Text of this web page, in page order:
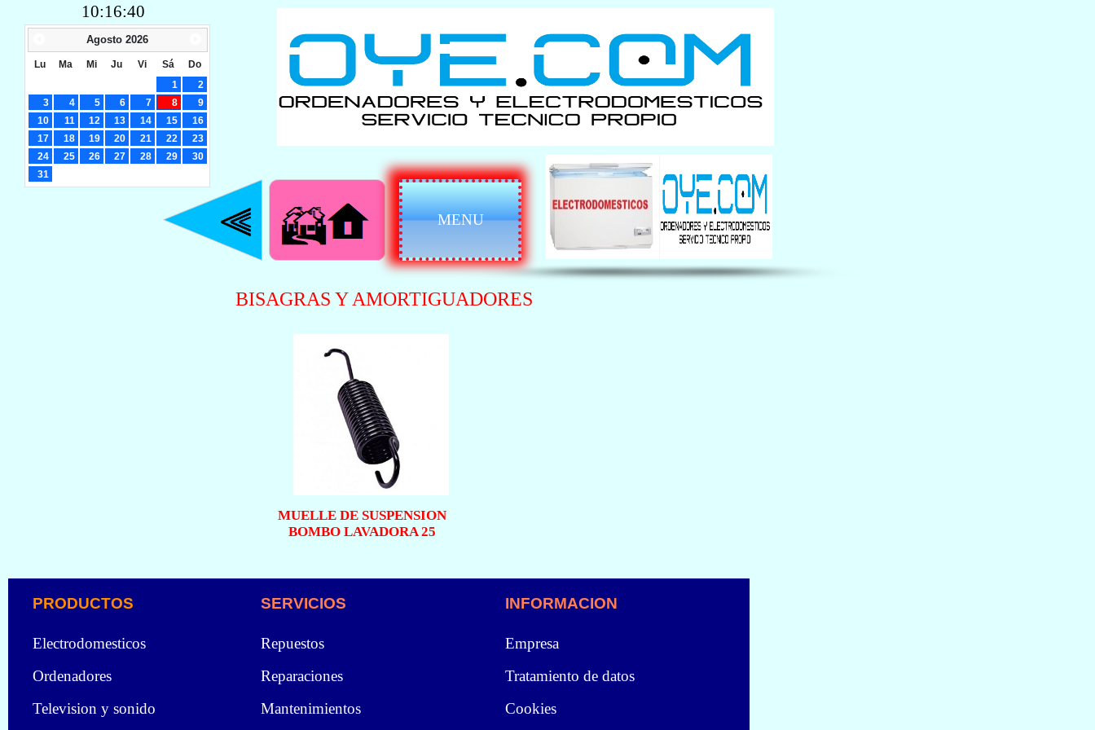
MUELLE DE SUSPENSION
BOMBO LAVADORA 25
10:16:40
Agosto 2026
Lu Ma Mi Ju Vi Sá
Do
1
2
3
4 5 6 7 8
9
10
11 12 13 14 15
16
17
18 19 20 21 22
23
24
25 26 27 28 29
30
31
BISAGRAS Y AMORTIGUADORES
Electrodomesticos
Ordenadores
Television y sonido
Repuestos
Reparaciones
Mantenimientos
Empresa
Tratamiento de datos
Cookies
INFORMACION
SERVICIOS
PRODUCTOS
MENU